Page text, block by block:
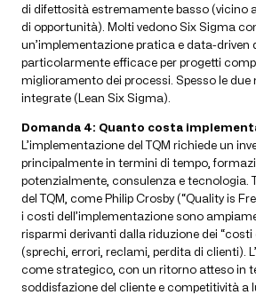
di difettosità estremamente basso (vicino
di opportunità). Molti vedono Six Sigma
un’implementazione pratica e data-driven
particolarmente efficace per progetti
miglioramento dei processi. Spesso le
integrate (Lean Six Sigma).
Domanda 4: Quanto costa
L’implementazione del TQM richiede un
principalmente in termini di tempo,
potenzialmente, consulenza e tecnologia.
del TQM, come Philip Crosby (“Quality is
i costi dell’implementazione sono
risparmi derivanti dalla riduzione dei “costi
(sprechi, errori, reclami, perdita di clienti).
come strategico, con un ritorno atteso in
soddisfazione del cliente e competitività a